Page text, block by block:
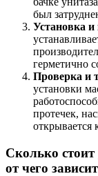
был
Установка и
герметично
Проверка и
установки
протечек,
открывается
Сколько
от чего